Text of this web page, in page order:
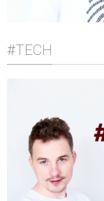
#TECH